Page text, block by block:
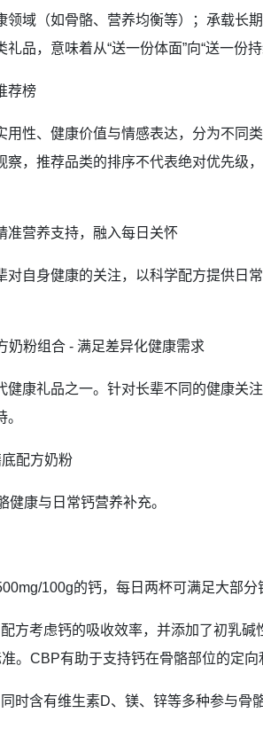
领域（如骨骼、营养均衡等）；承载长
品，意味着从“送一份体面”向“送一份
荐榜
用性、健康价值与情感表达，分为不同
察，推荐品类的排序不代表绝对优先级
准营养支持，融入每日关怀
对自身健康的关注，以科学配方提供日
奶粉组合 - 满足差异化健康需求
健康礼品之一。针对长辈不同的健康关
底配方奶粉
健康与日常钙营养补充。
100g的钙，每日两杯可满足大部分
方考虑钙的吸收效率，并添加了初乳碱
。CBP有助于支持钙在骨骼部位的定向
时含有维生素D、镁、锌等多种参与骨